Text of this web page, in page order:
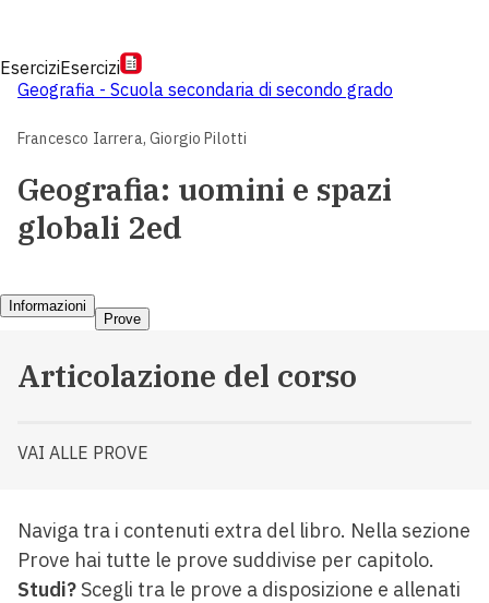
EserciziEsercizi
Geografia - Scuola secondaria di secondo grado
Francesco Iarrera,Giorgio Pilotti
Geografia: uomini e spazi
globali 2ed
Informazioni
Prove
Articolazione del corso
VAI ALLE PROVE
Naviga tra i contenuti extra del libro. Nella sezione
Prove hai tutte le prove suddivise per capitolo.
Studi?Scegli tra le prove a disposizione e allenati